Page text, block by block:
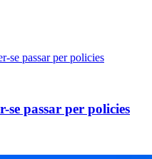
passar per policies